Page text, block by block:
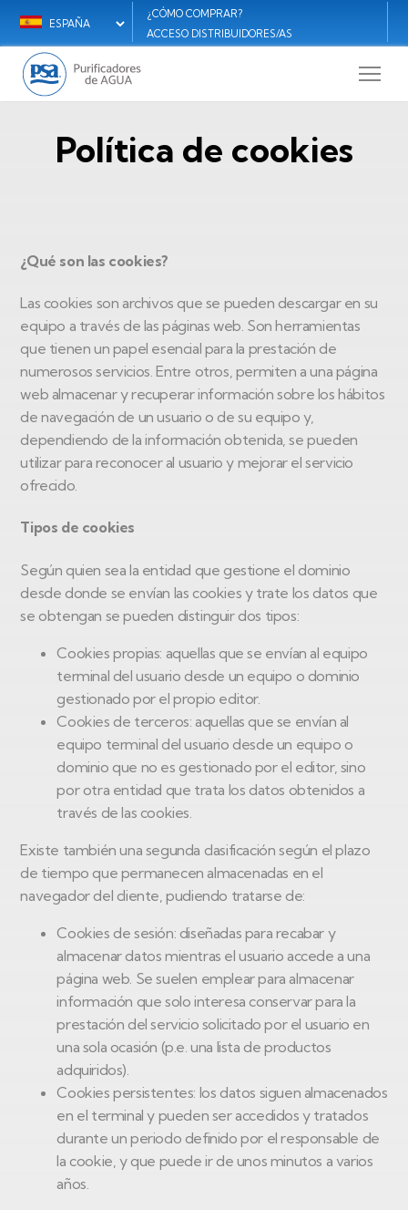
contenido
principal
Select
your
language
Menú
secundario
ES
¿CÓMO COMPRAR?
ACCESO DISTRIBUIDORES/AS
Política de cookies
¿Qué son las cookies?
Las cookies son archivos que se pueden descargar en su
equipo a través de las páginas web. Son herramientas
que tienen un papel esencial para la prestación de
numerosos servicios. Entre otros, permiten a una página
web almacenar y recuperar información sobre los hábitos
de navegación de un usuario o de su equipo y,
dependiendo de la información obtenida, se pueden
utilizar para reconocer al usuario y mejorar el servicio
ofrecido.
Tipos de cookies
Según quien sea la entidad que gestione el dominio
desde donde se envían las cookies y trate los datos que
se obtengan se pueden distinguir dos tipos:
Cookies propias: aquellas que se envían al equipo
terminal del usuario desde un equipo o dominio
gestionado por el propio editor.
Cookies de terceros: aquellas que se envían al
equipo terminal del usuario desde un equipo o
dominio que no es gestionado por el editor, sino
por otra entidad que trata los datos obtenidos a
través de las cookies.
Existe también una segunda clasificación según el plazo
de tiempo que permanecen almacenadas en el
navegador del cliente, pudiendo tratarse de:
Cookies de sesión: diseñadas para recabar y
almacenar datos mientras el usuario accede a una
página web. Se suelen emplear para almacenar
información que solo interesa conservar para la
prestación del servicio solicitado por el usuario en
una sola ocasión (p.e. una lista de productos
adquiridos).
Cookies persistentes: los datos siguen almacenados
en el terminal y pueden ser accedidos y tratados
durante un periodo definido por el responsable de
la cookie, y que puede ir de unos minutos a varios
años.